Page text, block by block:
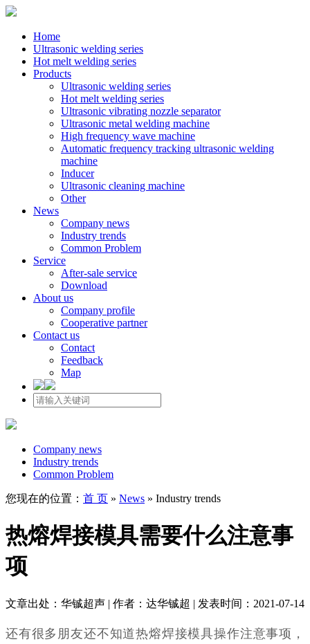
Home
Ultrasonic welding series
Hot melt welding series
Products
Ultrasonic welding series
Hot melt welding series
Ultrasonic vibrating nozzle separator
Ultrasonic metal welding machine
High frequency wave machine
Automatic frequency tracking ultrasonic welding
machine
Inducer
Ultrasonic cleaning machine
Other
News
Company news
Industry trends
Common Problem
Service
After-sale service
Download
About us
Company profile
Cooperative partner
Contact us
Contact
Feedback
Map
Company news
Industry trends
Common Problem
您现在的位置： 首 页 » News » Industry trends
热熔焊接模具需要什么注意事
项
文章出处：华铖超声 | 作者：达华铖超 | 发表时间：2021-07-14
还有很多朋友还不知道热熔焊接模具操作注意事项，